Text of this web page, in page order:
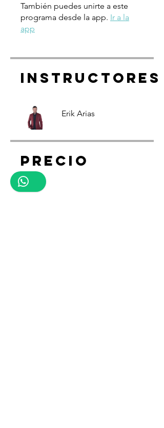
También puedes unirte a este
programa desde la app. Ir a la
app
Instructores
Erik Arias
Precio
Gratis